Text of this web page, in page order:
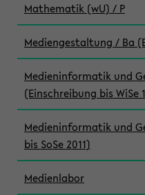
Mathematik (wU) / P
Mediengestaltung / Ba
Medieninformatik und
(Einschreibung bis WiSe
Medieninformatik und
bis SoSe 2011)
Medienlabor